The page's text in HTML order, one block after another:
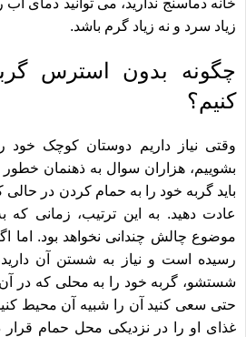
خانه دماسنج ندارید، می توانید دمای
زیاد سرد و نه زیاد گرم باشد.
چگونه بدون استرس
کنیم؟
وقتی نیاز داریم دوستان کوچک خود
بشوییم، هزاران سوال به ذهنمان
باید گربه خود را به حمام کردن در
عادت دهید. به این ترتیب، زمانی که
موضوع چالش چندانی نخواهد بود. اما
رسیده است و نیاز به شستن آن
شستشو، گربه خود را به محلی که در
حتی سعی کنید آن را شبیه آن محیط
غذای او را در نزدیکی محل حمام قرار